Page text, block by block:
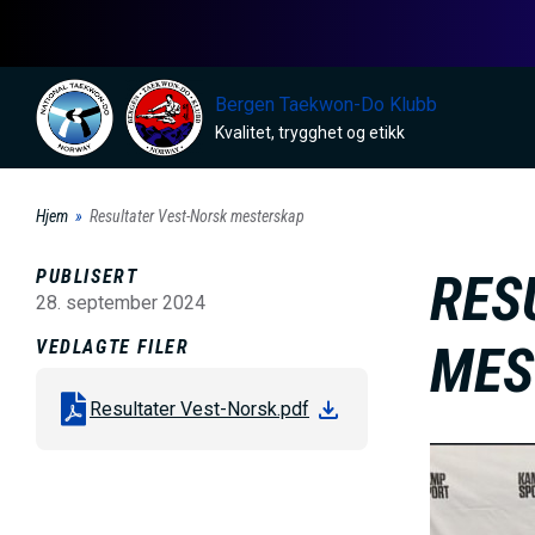
t
Bergen Taekwon-Do Klubb
Kvalitet, trygghet og etikk
Hjem Resultater Vest-Norsk mesterskap
PUBLISERT
28. september 2024
VEDLAGTE FILER
Resultater Vest-Norsk.pdf
i